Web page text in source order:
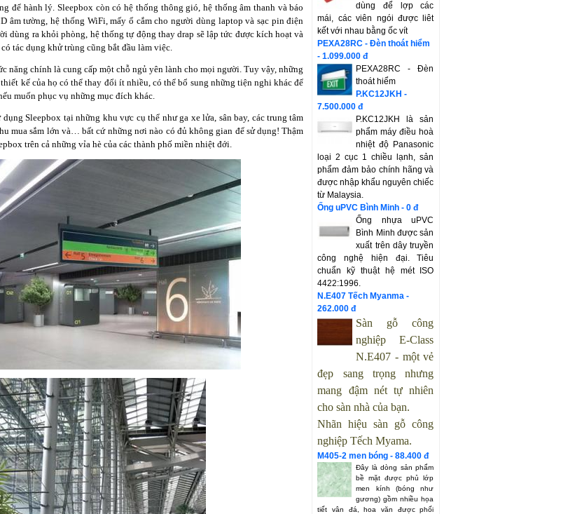
để hành lý. Sleepbox còn có hệ thống thông gió, hệ thống âm thanh và báo
âm tường, hệ thống WiFi, mấy ổ cắm cho người dùng laptop và sạc pin điện
dùng ra khỏi phòng, hệ thống tự động thay drap sẽ lập tức được kích hoạt và
tác dụng khử trùng cũng bắt đầu làm việc.
năng chính là cung cấp một chỗ ngủ yên lành cho mọi người. Tuy vậy, những
kế của họ có thể thay đổi ít nhiều, có thể bổ sung những tiện nghi khác để
muốn phục vụ những mục đích khác.
Sleepbox tại những khu vực cụ thể như ga xe lửa, sân bay, các trung tâm
mua sắm lớn và… bất cứ những nơi nào có đủ không gian để sử dụng! Thậm
trên cả những vỉa hè của các thành phố miền nhiệt đới.
dùng để lợp các
mái, các viên ngói được liêt
kết với nhau bằng ốc vít
PEXA28RC - Đèn thoát hiểm
- 1.099.000 đ
PEXA28RC - Đèn
thoát hiểm
P.KC12JKH -
7.500.000 đ
P.KC12JKH là sản
phẩm máy điều hoà
nhiệt độ Panasonic
loại 2 cục 1 chiều lạnh, sản
phẩm đảm bảo chính hãng và
được nhập khẩu nguyên chiếc
từ Malaysia.
Ống uPVC Bình Minh - 0 đ
Ống nhựa uPVC
Bình Minh được sản
xuất trên dây truyền
công nghệ hiện đại. Tiêu
chuẩn kỹ thuật hệ mét ISO
4422:1996.
N.E407 Tếch Myanma -
262.000 đ
Sàn gỗ công
nghiệpE-Class
N.E407 - một vẻ
đẹp sang trọng nhưng
mang đậm nét tự nhiên
cho sàn nhà của bạn.
Nhãn hiệu sàn gỗ công
nghiệp Tếch Myama.
M405-2 men bóng - 88.400 đ
Đây là dòng sản phẩm
bề mặt được phủ lớp
men kính (bóng như
gương) gồm nhiều họa
tiết vân đá, hoa văn được phối